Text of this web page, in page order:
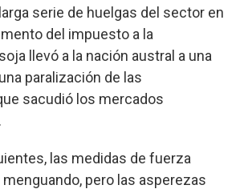
serie de huelgas del sector en
del impuesto a la
llevó a la nación austral a una
paralización de las
sacudió los mercados
las medidas de fuerza
pero las asperezas